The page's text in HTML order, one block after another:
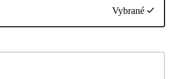
Vybrané